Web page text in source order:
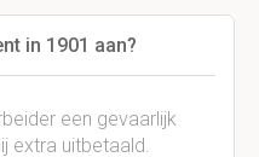
in 1901 aan?
een gevaarlijk
extra uitbetaald.